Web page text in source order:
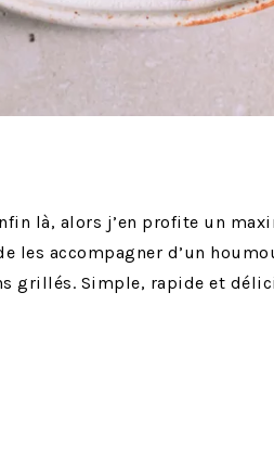
là, alors j’en profite un
les accompagner d’un
grillés. Simple, rapide et